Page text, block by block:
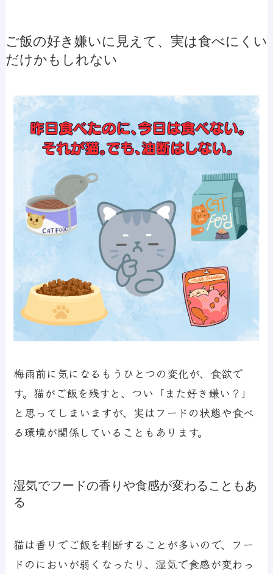
ご飯の好き嫌いに見えて、実は食べにくい
だけかもしれない
梅雨前に気になるもうひとつの変化が、食欲で
す。猫がご飯を残すと、つい「また好き嫌い？」
と思ってしまいますが、実はフードの状態や食べ
る環境が関係していることもあります。
湿気でフードの香りや食感が変わることもあ
る
猫は香りでご飯を判断することが多いので、フー
ドのにおいが弱くなったり、湿気で食感が変わっ